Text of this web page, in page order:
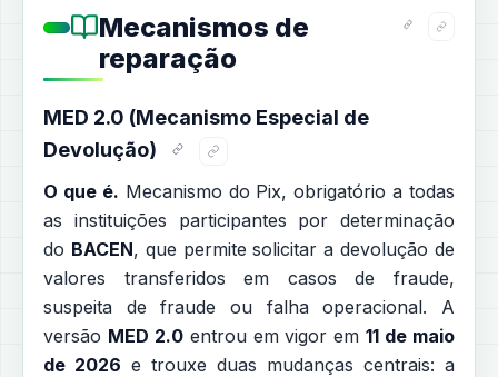
Mecanismos de
reparação
MED 2.0 (Mecanismo Especial de
Devolução)
O que é. Mecanismo do Pix, obrigatório a todas
as instituições participantes por determinação
do BACEN, que permite solicitar a devolução de
valores transferidos em casos de fraude,
suspeita de fraude ou falha operacional. A
versão MED 2.0entrou em vigor em11 de maio
de 2026 e trouxe duas mudanças centrais: a